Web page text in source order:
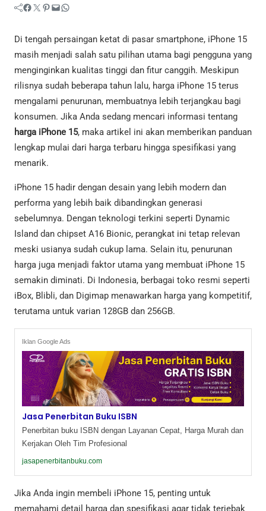
Facebook Twitter Pinterest Mail WhatsApp
Di tengah persaingan ketat di pasar smartphone, iPhone 15
masih menjadi salah satu pilihan utama bagi pengguna yang
menginginkan kualitas tinggi dan fitur canggih. Meskipun
rilisnya sudah beberapa tahun lalu, harga iPhone 15 terus
mengalami penurunan, membuatnya lebih terjangkau bagi
konsumen. Jika Anda sedang mencari informasi tentang
harga iPhone 15, maka artikel ini akan memberikan panduan
lengkap mulai dari harga terbaru hingga spesifikasi yang
menarik.
iPhone 15 hadir dengan desain yang lebih modern dan
performa yang lebih baik dibandingkan generasi
sebelumnya. Dengan teknologi terkini seperti Dynamic
Island dan chipset A16 Bionic, perangkat ini tetap relevan
meski usianya sudah cukup lama. Selain itu, penurunan
harga juga menjadi faktor utama yang membuat iPhone 15
semakin diminati. Di Indonesia, berbagai toko resmi seperti
iBox, Blibli, dan Digimap menawarkan harga yang kompetitif,
terutama untuk varian 128GB dan 256GB.
Iklan Google Ads
Jasa Penerbitan Buku ISBN
Penerbitan buku ISBN dengan Layanan Cepat, Harga Murah dan
Kerjakan Oleh Tim Profesional
jasapenerbitanbuku.com
Jika Anda ingin membeli iPhone 15, penting untuk
memahami detail harga dan spesifikasi agar tidak terjebak